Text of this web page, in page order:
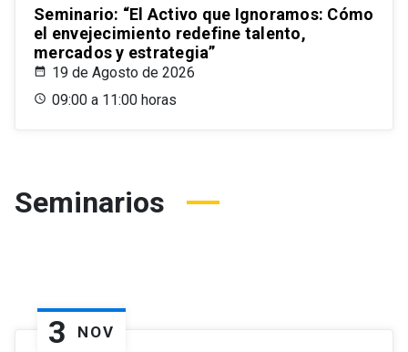
Seminario: “El Activo que Ignoramos: Cómo
el envejecimiento redefine talento,
mercados y estrategia”
19 de Agosto de 2026
09:00 a 11:00 horas
Seminarios
3 NOV